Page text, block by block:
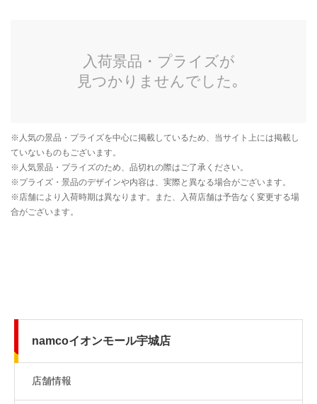
namcoイオンモール宇城店
店舗情報